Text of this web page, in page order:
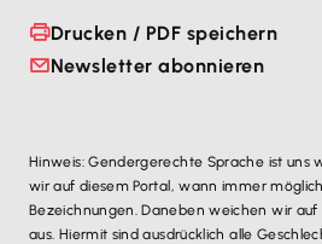
Drucken / PDF speichern
Newsletter abonnieren
Hinweis: Gendergerechte Sprache ist uns
wir auf diesem Portal, wann immer
Bezeichnungen. Daneben weichen wir auf
aus. Hiermit sind ausdrücklich alle